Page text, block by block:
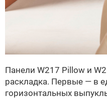
Панели W217 Pillow и
раскладка. Первые — в
горизонтальных